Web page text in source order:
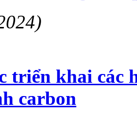
triển khai các
carbon